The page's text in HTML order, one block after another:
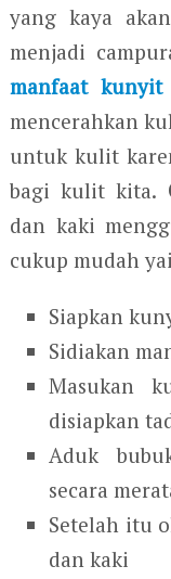
yang kaya
menjadi
manfaat
mencerahkan
untuk kulit
bagi kulit kita.
dan kaki
cukup mudah
Siapkan
Sidiakan
Masukan
disiapkan
Aduk
secara
Setelah itu
dan kaki